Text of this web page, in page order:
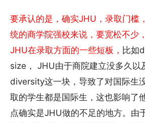
要承认的是，确实JHU，录取门槛
统的商学院强校来说，要宽松不少
JHU在录取方面的一些短板， 比如
size， JHU由于商院建立没多久以
diversity这一块，导致了对国际生
取的学生都是国际生，这也影响了
点确实是JHU做的不足的地方。由